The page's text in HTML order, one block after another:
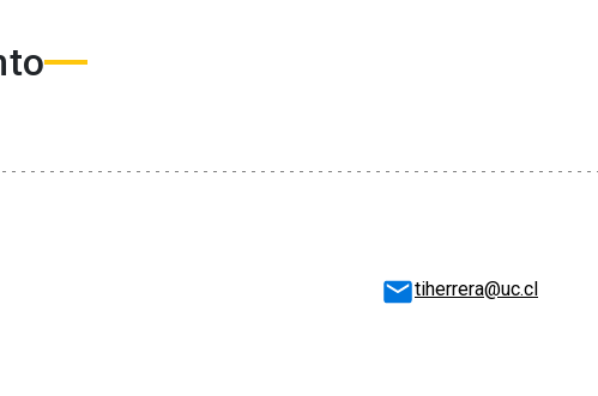
tiherrera@uc.cl